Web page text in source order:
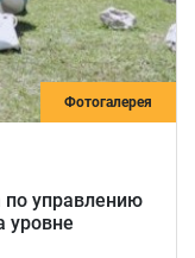
Фотогалерея
управлению
уровне